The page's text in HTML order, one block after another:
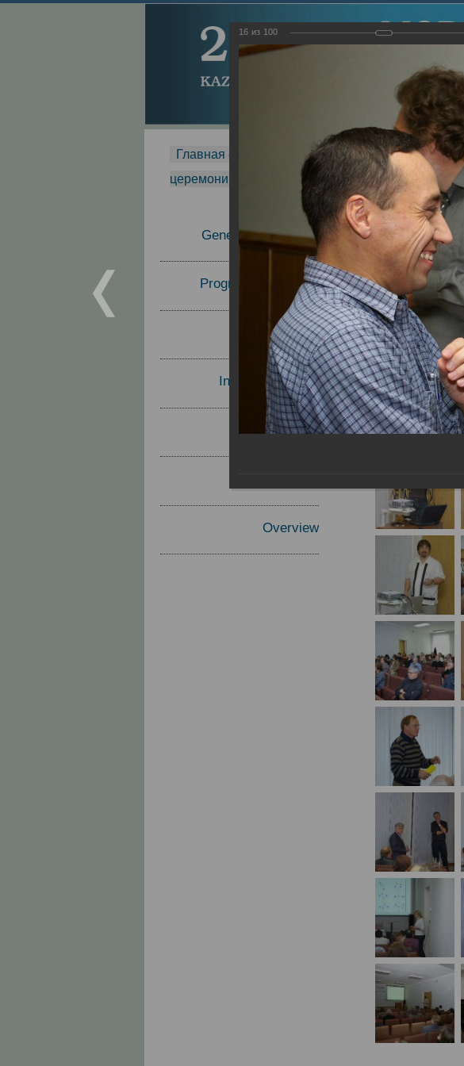
Главная страница MDMR - 2014 -
церемонии вручения премии Zavoisky Award
General Information
Program Committee
Topics
Invited Speakers
Materials
Overview
Report
2008 г.
16 из 100